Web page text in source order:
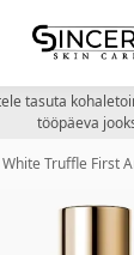
tasuta
tööpäeva
White Truffle First